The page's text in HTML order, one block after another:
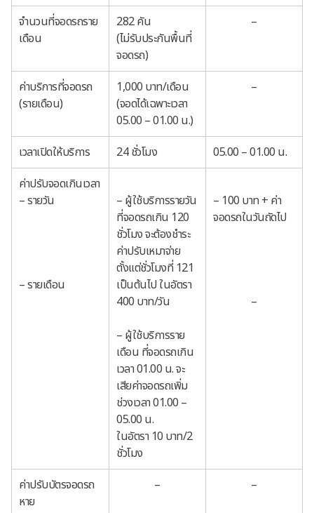
จำนวนที่จอดรถราย
เดือน
282 คัน
(ไม่รับประกันพื้นที่
จอดรถ)
–
ค่าบริการที่จอดรถ
(รายเดือน)
1,000 บาท/เดือน
(จอดได้เฉพาะเวลา
05.00 – 01.00 น.)
–
เวลาเปิดให้บริการ 24 ชั่วโมง
05.00 – 01.00 น.
ค่าปรับจอดเกินเวลา
– รายวัน
– รายเดือน
– ผู้ใช้บริการรายวัน
ที่จอดรถเกิน 120
ชั่วโมง จะต้องชำระ
ค่าปรับเหมาจ่าย
ตั้งแต่ชั่วโมงที่ 121
เป็นต้นไป ในอัตรา
400 บาท/วัน
– ผู้ใช้บริการราย
เดือน ที่จอดรถเกิน
เวลา 01.00 น. จะ
เสียค่าจอดรถเพิ่ม
ช่วงเวลา 01.00 –
05.00 น.
ในอัตรา 10 บาท/2
ชั่วโมง
– 100 บาท + ค่า
จอดรถในวันถัดไป
–
ค่าปรับบัตรจอดรถ
หาย
– –